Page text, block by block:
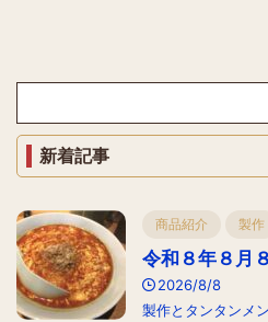
新着記事
商品紹介 製作
令和８年８月
2026/8/8
製作とタンタンメ